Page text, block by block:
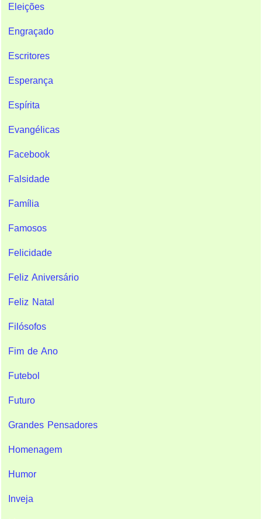
Eleições
Engraçado
Escritores
Esperança
Espírita
Evangélicas
Facebook
Falsidade
Família
Famosos
Felicidade
Feliz Aniversário
Feliz Natal
Filósofos
Fim de Ano
Futebol
Futuro
Grandes Pensadores
Homenagem
Humor
Inveja